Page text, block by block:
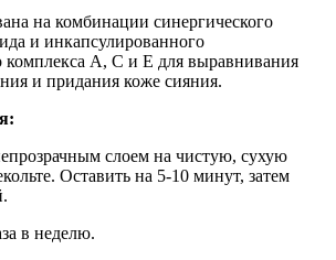
на комбинации синергического
и инкапсулированного
комплекса А, С и Е для выравнивания
и придания коже сияния.
слоем на чистую, сухую
Оставить на 5-10 минут, затем
в неделю.